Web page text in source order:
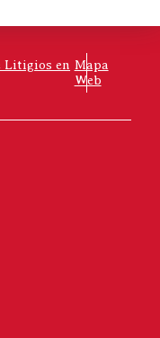
Litigios en Mapa
Web